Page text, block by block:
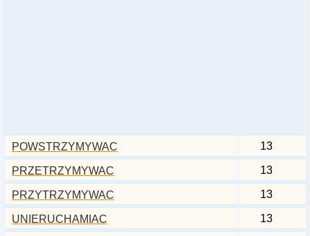
POWSTRZYMYWAC 13
PRZETRZYMYWAC 13
PRZYTRZYMYWAC 13
UNIERUCHAMIAC 13